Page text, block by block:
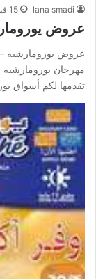
lana smadi 15 فبراير,2017
عروض
عروض يورومارشيه
مهرجان يورومارشيه
تقدمها لكم أسواق